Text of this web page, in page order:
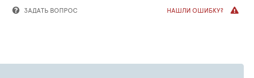
ЗАДАТЬ ВОПРОС НАШЛИ ОШИБКУ?